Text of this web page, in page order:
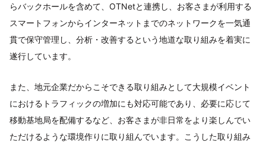
らバックホールを含めて、OTNetと連携し、お客さまが利用する
スマートフォンからインターネットまでのネットワークを一気通
貫で保守管理し、分析・改善するという地道な取り組みを着実に
遂行しています。
また、地元企業だからこそできる取り組みとして大規模イベント
におけるトラフィックの増加にも対応可能であり、必要に応じて
移動基地局を配備するなど、お客さまが非日常をより楽しんでい
ただけるような環境作りに取り組んでいます。こうした取り組み